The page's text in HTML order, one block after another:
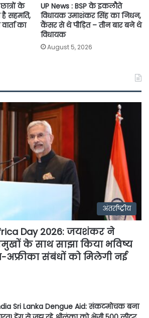
के
सहमति,
का
UP News : BSP के इकलौते
विधायक उमाशंकर सिंह का निधन,
कैंसर से थे पीड़ित – तीन बार बने थे
विधायक
August 5, 2026
अंतर्राष्ट्रीय
Day 2026: जयशंकर ने
के साथ साझा किया भविष्य
अफ्रीका संबंधों को मिलेगी नई
Sri Lanka Dengue Aid: संकटमोचक बना